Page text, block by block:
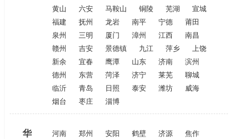
黄山
六安 马鞍山 铜陵 芜湖
宣城
福建
抚州 龙岩 南平 宁德
莆田
泉州
三明 厦门 漳州 江西
南昌
赣州
吉安 景德镇 九江 萍乡
上饶
新余
宜春 鹰潭 山东 济南
滨州
德州
东营 菏泽 济宁 莱芜
聊城
临沂
青岛 日照 泰安 潍坊
威海
烟台
枣庄 淄博
华
河南 郑州 安阳 鹤壁 济源
焦作